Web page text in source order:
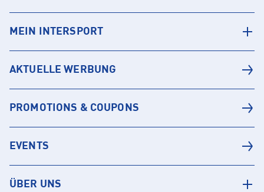
MEIN INTERSPORT
AKTUELLE WERBUNG
PROMOTIONS & COUPONS
EVENTS
ÜBER UNS